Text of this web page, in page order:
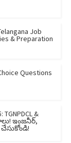
Job
& Preparation
Questions
&
ఇంజనీర్,